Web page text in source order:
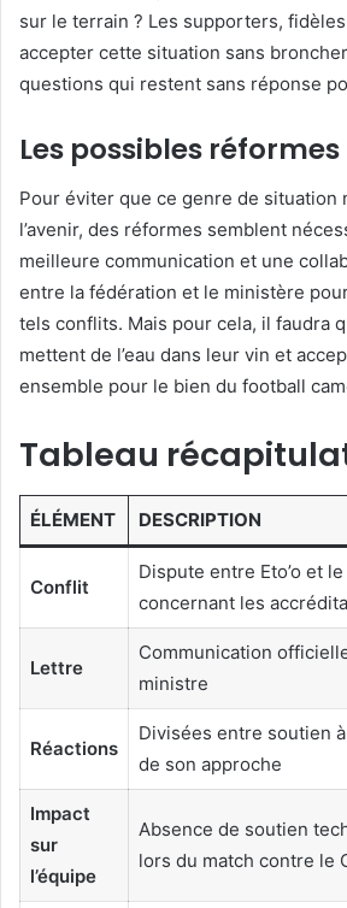
sur le terrain ? Les supporters, fidèles
accepter cette situation sans
questions qui restent sans réponse
Les possibles réformes
Pour éviter que ce genre de situation
l’avenir, des réformes semblent
meilleure communication et une
entre la fédération et le ministère
tels conflits. Mais pour cela, il faudra
mettent de l’eau dans leur vin et
ensemble pour le bien du football
Tableau
ÉLÉMENT DESCRIPTION
Conflit
Dispute entre Eto’o et
concernant les
Lettre
Communication
ministre
Réactions
Divisées entre soutien
de son approche
Impact
sur
l’équipe
Absence de soutien
lors du match contre le